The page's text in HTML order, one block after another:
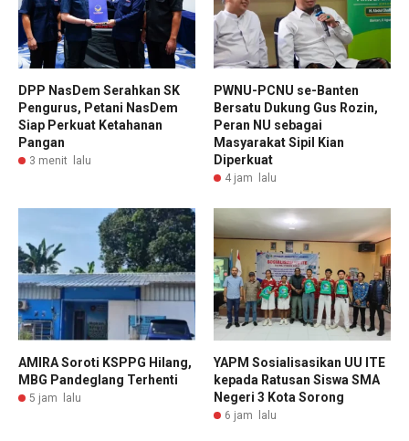
DPP NasDem Serahkan SK
Pengurus, Petani NasDem
Siap Perkuat Ketahanan
Pangan
3 menit lalu
PWNU-PCNU se-Banten
Bersatu Dukung Gus Rozin,
Peran NU sebagai
Masyarakat Sipil Kian
Diperkuat
4 jam lalu
AMIRA Soroti KSPPG Hilang,
MBG Pandeglang Terhenti
5 jam lalu
YAPM Sosialisasikan UU ITE
kepada Ratusan Siswa SMA
Negeri 3 Kota Sorong
6 jam lalu